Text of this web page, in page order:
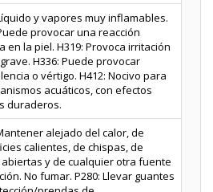
y vapores muy inflamables.
provocar una reacción
en la piel. H319: Provoca irritación
H336: Puede provocar
о vértigo. H412: Nocivo para
acuáticos, con efectos
duraderos.
alejado del calor, de
calientes, de chispas, de
y de cualquier otra fuente
No fumar. P280: Llevar guantes